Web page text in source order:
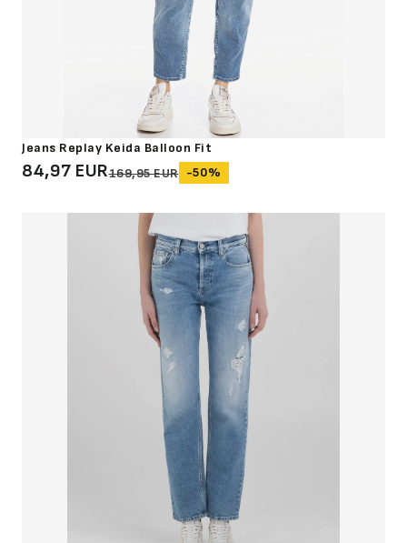
Jeans Replay Keida Balloon Fit
84,97 EUR169,95 EUR -50%